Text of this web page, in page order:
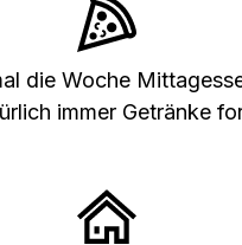
die Woche
immer Getränke